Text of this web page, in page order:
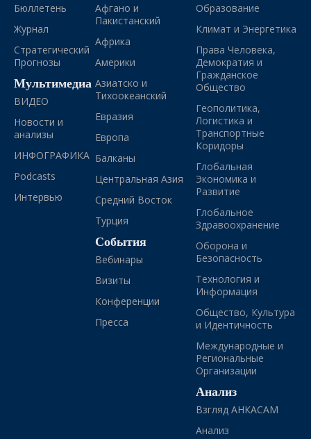
Бюллетень
Журнал
Стратегический
Прогнозы
Мультимедиа
ВИДЕО
Новости и
анализы
ИНФОГРАФИКА
Podcasts
Интервью
Афгано и
Пакистанский
Африка
Америки
Азиатско и
Тихоокеанский
Евразия
Европа
Балканы
Центральная Азия
Средний Восток
Турция
События
Вебинары
Визиты
Конференции
Пресса
Образование
Климат и Энергетика
Права Человека,
Демократия и
Гражданское
Общество
Геополитика,
Логистика и
Транспортные
Коридоры
Глобальная
Экономика и
Развитие
Глобальное
Здравоохранение
Оборона и
Безопасность
Технология и
Информация
Общество, Культура
и Идентичность
Международные и
Региональные
Организации
Анализ
Взгляд АНКАСАМ
Анализ